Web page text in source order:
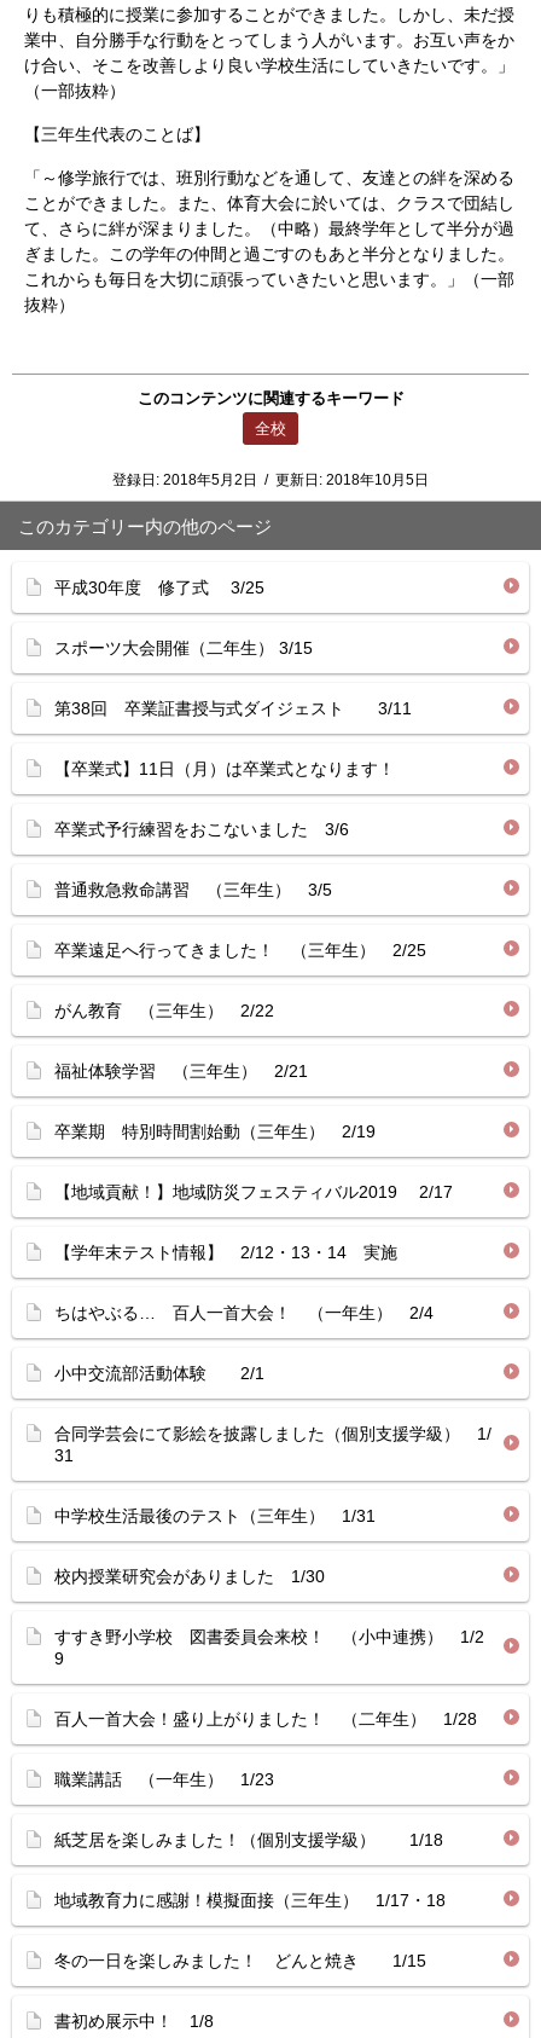
りも積極的に授業に参加することができました。しかし、未だ授
業中、自分勝手な行動をとってしまう人がいます。お互い声をか
け合い、そこを改善しより良い学校生活にしていきたいです。」
（一部抜粋）
【三年生代表のことば】
「～修学旅行では、班別行動などを通して、友達との絆を深める
ことができました。また、体育大会に於いては、クラスで団結し
て、さらに絆が深まりました。（中略）最終学年として半分が過
ぎました。この学年の仲間と過ごすのもあと半分となりました。
これからも毎日を大切に頑張っていきたいと思います。」（一部
抜粋）
このコンテンツに関連するキーワード
全校
登録日: 2018年5月2日 / 更新日: 2018年10月5日
このカテゴリー内の他のページ
平成30年度 修了式 3/25
スポーツ大会開催（二年生） 3/15
第38回 卒業証書授与式ダイジェスト 3/11
【卒業式】11日（月）は卒業式となります！
卒業式予行練習をおこないました 3/6
普通救急救命講習 （三年生） 3/5
卒業遠足へ行ってきました！ （三年生） 2/25
がん教育 （三年生） 2/22
福祉体験学習 （三年生） 2/21
卒業期 特別時間割始動（三年生） 2/19
【地域貢献！】地域防災フェスティバル2019 2/17
【学年末テスト情報】 2/12・13・14 実施
ちはやぶる… 百人一首大会！ （一年生） 2/4
小中交流部活動体験 2/1
合同学芸会にて影絵を披露しました（個別支援学級） 1/
31
中学校生活最後のテスト（三年生） 1/31
校内授業研究会がありました 1/30
すすき野小学校 図書委員会来校！ （小中連携） 1/2
9
百人一首大会！盛り上がりました！ （二年生） 1/28
職業講話 （一年生） 1/23
紙芝居を楽しみました！（個別支援学級） 1/18
地域教育力に感謝！模擬面接（三年生） 1/17・18
冬の一日を楽しみました！ どんと焼き 1/15
書初め展示中！ 1/8